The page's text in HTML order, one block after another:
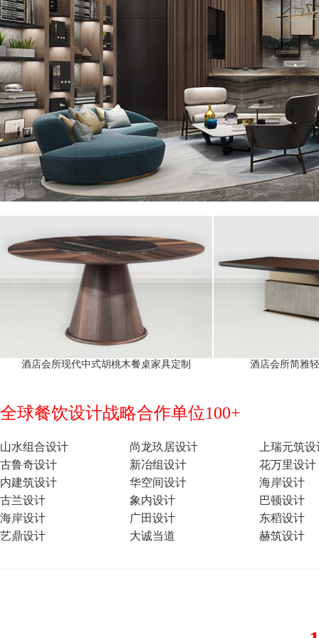
酒店会所现代中式胡桃木餐桌家具定制 酒店会所简雅
全球餐饮设计战略合作单位100+
山水组合设计 尚龙玖居设计
上瑞元筑
古鲁奇设计
新冶组设计
花万里设计
内建筑设计
华空间设计
海岸设计
古兰设计
象内设计
巴顿设计
海岸设计
广田设计
东稻设计
艺鼎设计
大诚当道 赫筑设计